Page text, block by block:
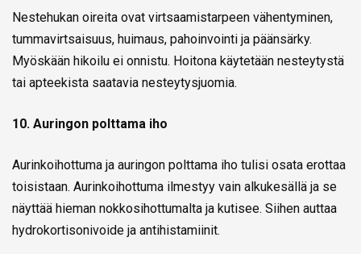
Nestehukan oireita ovat virtsaamistarpeen vähentyminen,
tummavirtsaisuus, huimaus, pahoinvointi ja päänsärky.
Myöskään hikoilu ei onnistu. Hoitona käytetään nesteytystä
tai apteekista saatavia nesteytysjuomia.
10. Auringon polttama iho
Aurinkoihottuma ja auringon polttama iho tulisi osata erottaa
toisistaan. Aurinkoihottuma ilmestyy vain alkukesällä ja se
näyttää hieman nokkosihottumalta ja kutisee. Siihen auttaa
hydrokortisonivoide ja antihistamiinit.